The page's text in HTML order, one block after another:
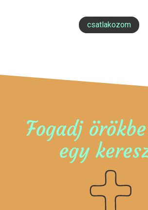
csatlakozom
Fogadj örökbe
egy